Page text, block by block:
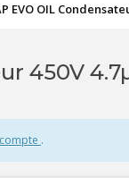
EVO OIL
450V
.